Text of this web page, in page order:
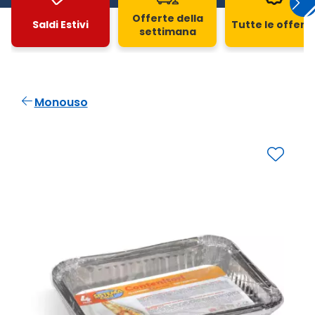
Saldi Estivi
Offerte della
settimana
Tutte le
Monouso